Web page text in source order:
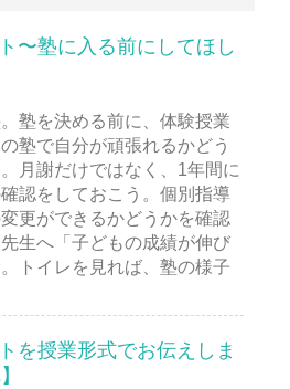
〜塾に入る前にしてほし
塾を決める前に、体験授業
塾で自分が頑張れるかどう
月謝だけではなく、1年間に
認をしておこう。個別指導
更ができるかどうかを確認
生へ「子どもの成績が伸び
トイレを見れば、塾の様子
を授業形式でお伝えしま